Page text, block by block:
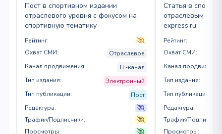
Пост в спортивном издании
отраслевого уровня с фокусом на
спортивную тематику
Рейтинг:
Охват СМИ:
Отраслевое
Канал продвижения:
ТГ-канал
Тип издания:
Электронный
Тип публикации:
Пост
Редактура:
Трафик/Подписчики:
Просмотры:
Статья в
отраслевым
express.ru
Рейтинг:
Охват СМИ:
Канал
Тип издания:
Тип публикации:
Редактура:
Трафик/
Просмотры: